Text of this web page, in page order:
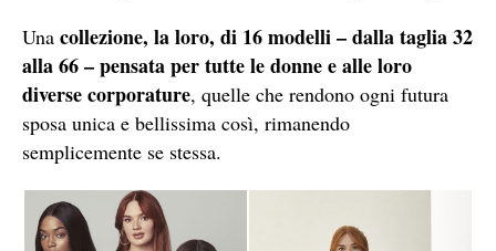
Una collezione, la loro, di 16 modelli – dalla taglia 32
alla 66 – pensata per tutte le donne e alle loro
diverse corporature, quelle che rendono ogni futura
sposa unica e bellissima così, rimanendo
semplicemente se stessa.